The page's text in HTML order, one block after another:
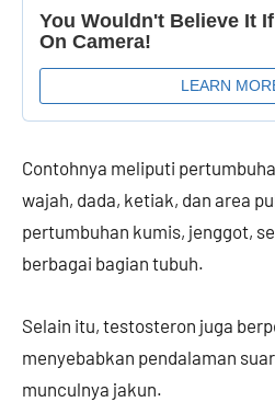
Contohnya meliputi
wajah, dada, ketiak, dan area
pertumbuhan kumis, jenggot,
berbagai bagian tubuh.
Selain itu, testosteron juga
menyebabkan pendalaman
munculnya jakun.